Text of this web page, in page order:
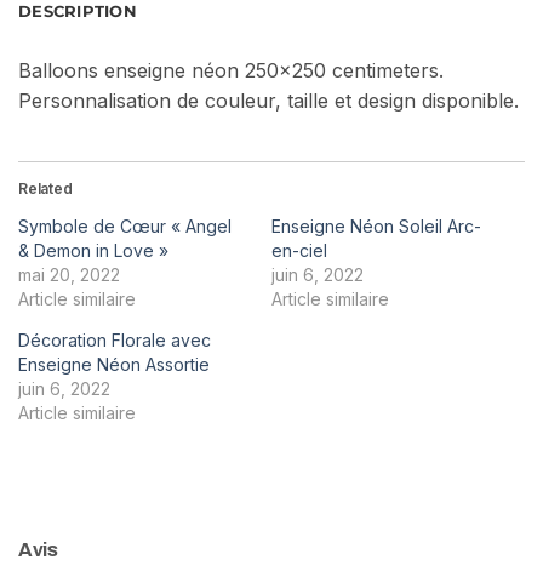
DESCRIPTION
Balloons enseigne néon 250×250 centimeters.
Personnalisation de couleur, taille et design disponible.
Related
Symbole de Cœur « Angel
& Demon in Love »
mai 20, 2022
Article similaire
Enseigne Néon Soleil Arc-
en-ciel
juin 6, 2022
Article similaire
Décoration Florale avec
Enseigne Néon Assortie
juin 6, 2022
Article similaire
Avis